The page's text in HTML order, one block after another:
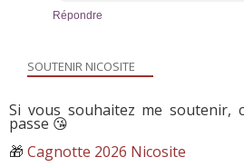
Répondre
SOUTENIR NICOSITE
Si vous souhaitez me soutenir,
passe 😘
🎁 Cagnotte 2026 Nicosite